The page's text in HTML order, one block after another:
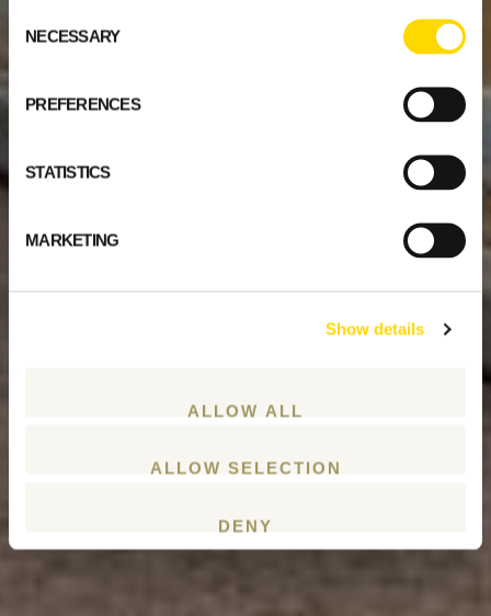
Selection
NECESSARY
PREFERENCES
STATISTICS
MARKETING
Show details
ALLOW ALL
ALLOW SELECTION
DENY